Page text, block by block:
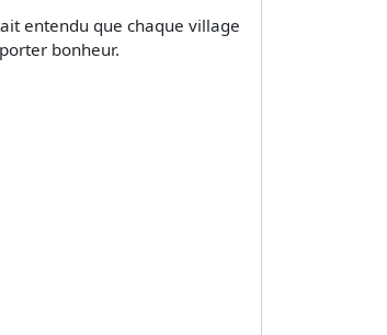
entendu que chaque village
bonheur.